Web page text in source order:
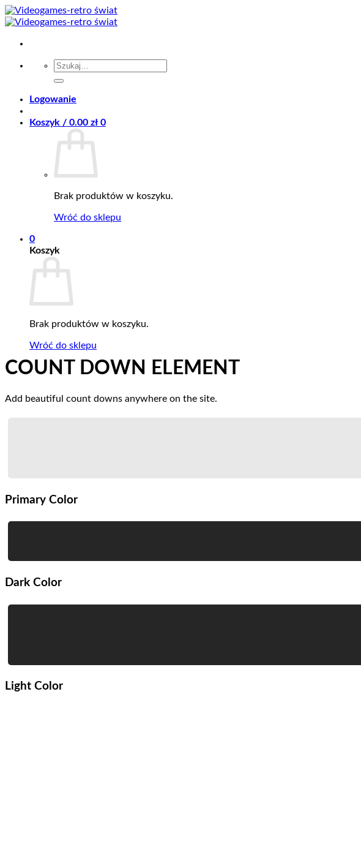
Przewiń
do
Szukaj:
Logowanie
Koszyk / 0.00 zł 0
Brak produktów w koszyku.
Wróć do sklepu
0
Koszyk
Brak produktów w koszyku.
Wróć do sklepu
COUNT DOWN ELEMENT
Add beautiful count downs anywhere on the site.
Primary Color
Dark Color
Light Color